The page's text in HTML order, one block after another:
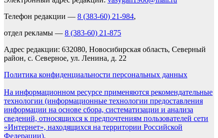
Телефон редакции — 8 (383-60) 21-984,
отдел рекламы — 8 (383-60) 21-875
Адрес редакции: 632080, Новосибирская область, Северный
район, с. Северное, ул. Ленина, д. 22
Политика конфиденциальности персональных данных
На информационном ресурсе применяются рекомендательные
технологии (информационные технологии предоставления
информации на основе сбора, систематизации и анализа
сведений, относящихся к предпочтениям пользователей сети
«Интернет», находящихся на территории Российской
Федерации).